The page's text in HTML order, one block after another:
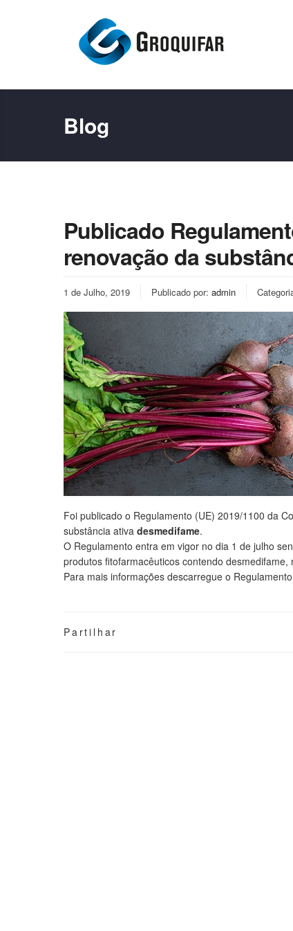
Blog
Publicado
renovação da
1 de Julho, 2019 Publicado por: admin
Foi publicado o Regulamento (UE) 2019/1100 da
substância ativa desmedifame.
O Regulamento entra em vigor no dia 1 de julho
produtos fitofarmacêuticos contendo
Para mais informações descarregue o
Partilhar